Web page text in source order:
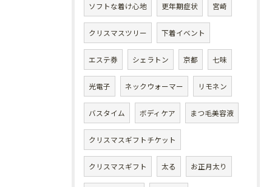
ソフトな着け心地 更年期症状 宮崎
クリスマスツリー 下着イベント
エステ券 シェラトン 京都 七味
光電子 ネックウォーマー リモネン
バスタイム ボディケア まつ毛美容液
クリスマスギフトチケット
クリスマスギフト 太る お正月太り